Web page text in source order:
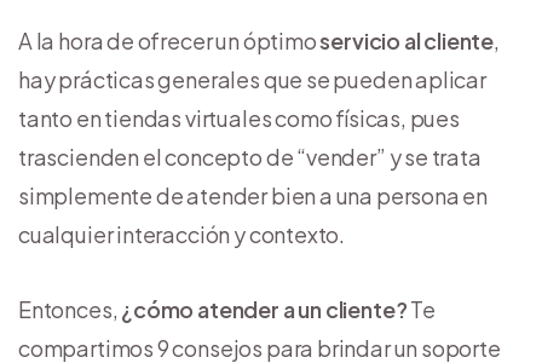
A la hora de ofrecer un óptimoservicio al cliente,
hay prácticas generales que se pueden aplicar
tanto en tiendas virtuales como físicas, pues
trascienden el concepto de “vender” y se trata
simplemente de atender bien a una persona en
cualquier interacción y contexto.
Entonces, ¿cómo atender a un cliente?Te
compartimos 9 consejos para brindar un soporte